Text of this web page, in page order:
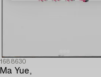
1688630
Ma Yue,